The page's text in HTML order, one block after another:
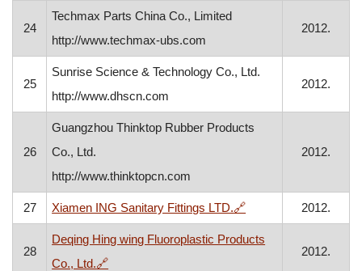
24
Techmax Parts China Co., Limited
http://www.techmax-ubs.com
2012.
25
Sunrise Science & Technology Co., Ltd.
http://www.dhscn.com
2012.
26
Guangzhou Thinktop Rubber Products
Co., Ltd.
http://www.thinktopcn.com
2012.
27 Xiamen ING Sanitary Fittings LTD.🔗, otvara se u novom
2012.
28
Deqing Hing wing Fluoroplastic Products
Co., Ltd.🔗, otvara se u novom prozoru
2012.